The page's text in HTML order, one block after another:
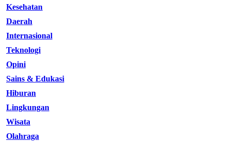
Kesehatan
Daerah
Internasional
Teknologi
Opini
Sains & Edukasi
Hiburan
Lingkungan
Wisata
Olahraga